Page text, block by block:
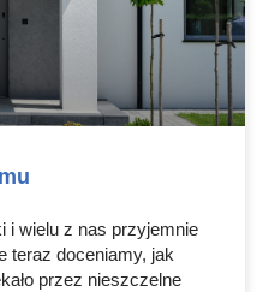
i wielu z nas przyjemnie
teraz doceniamy, jak
przez nieszczelne